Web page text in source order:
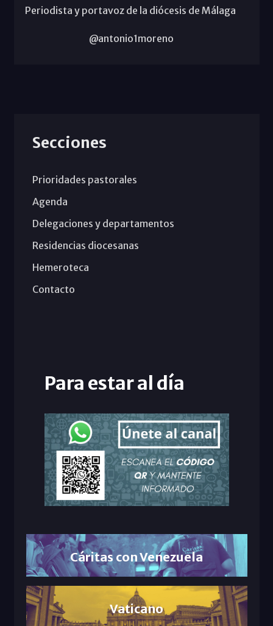
Periodista y portavoz de la diócesis de Málaga
@antonio1moreno
Secciones
Prioridades pastorales
Agenda
Delegaciones y departamentos
Residencias diocesanas
Hemeroteca
Contacto
Para estar al día
Cáritas con Venezuela
Vaticano